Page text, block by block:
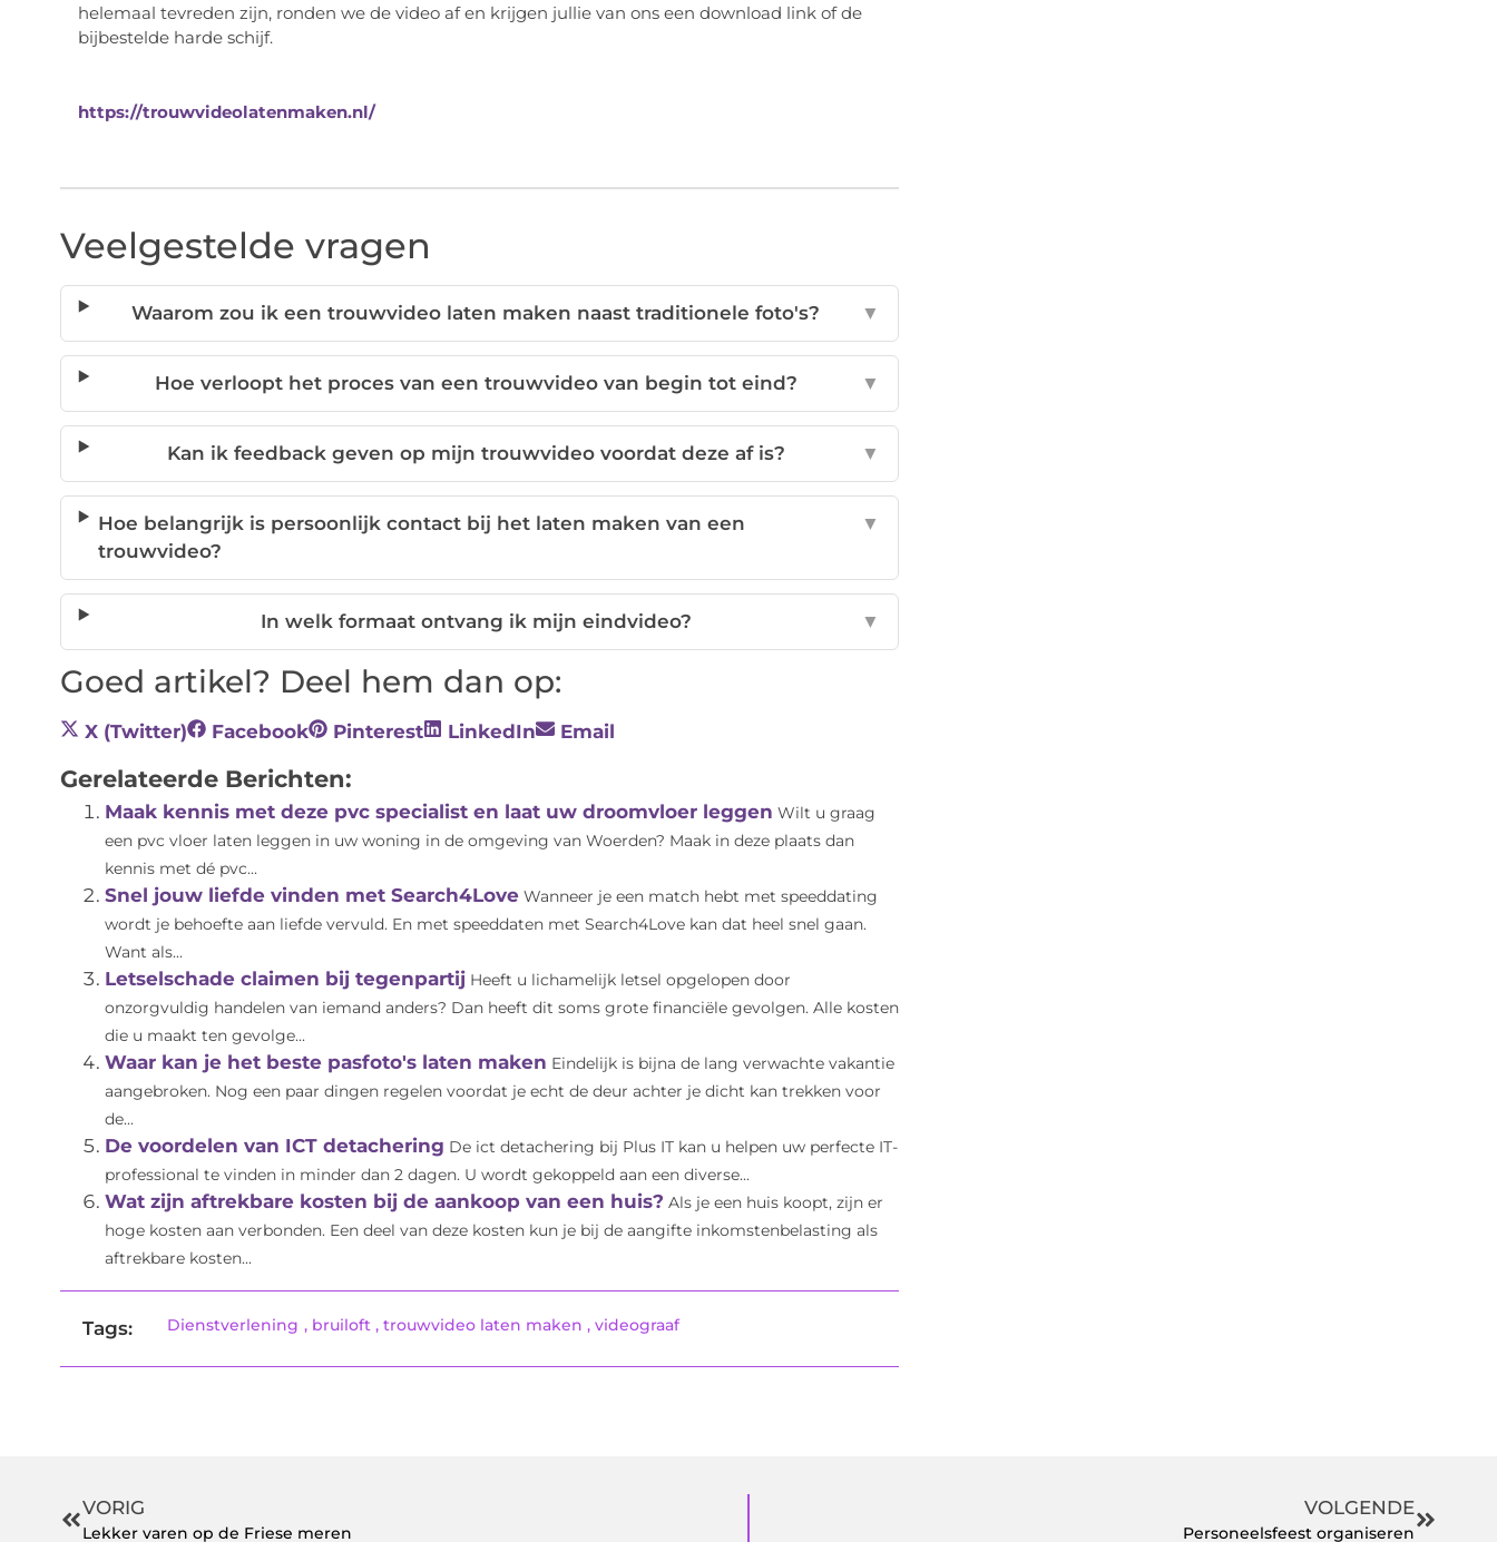
helemaal tevreden zijn, ronden we de video af en krijgen jullie van ons een download link of de
bijbestelde harde schijf.
https://trouwvideolatenmaken.nl/
Veelgestelde vragen
Waarom zou ik een trouwvideo laten maken naast traditionele foto's? ▼
Hoe verloopt het proces van een trouwvideo van begin tot eind? ▼
Kan ik feedback geven op mijn trouwvideo voordat deze af is? ▼
Hoe belangrijk is persoonlijk contact bij het laten maken van een
trouwvideo?
▼
In welk formaat ontvang ik mijn eindvideo? ▼
Goed artikel? Deel hem dan op:
X (Twitter) Facebook Pinterest LinkedIn Email
Gerelateerde Berichten:
Maak kennis met deze pvc specialist en laat uw droomvloer leggen Wilt u graag
een pvc vloer laten leggen in uw woning in de omgeving van Woerden? Maak in deze plaats dan
kennis met dé pvc...
Snel jouw liefde vinden met Search4Love Wanneer je een match hebt met speeddating
wordt je behoefte aan liefde vervuld. En met speeddaten met Search4Love kan dat heel snel gaan.
Want als...
Letselschade claimen bij tegenpartij Heeft u lichamelijk letsel opgelopen door
onzorgvuldig handelen van iemand anders? Dan heeft dit soms grote financiële gevolgen. Alle kosten
die u maakt ten gevolge...
Waar kan je het beste pasfoto's laten maken Eindelijk is bijna de lang verwachte vakantie
aangebroken. Nog een paar dingen regelen voordat je echt de deur achter je dicht kan trekken voor
de...
De voordelen van ICT detachering De ict detachering bij Plus IT kan u helpen uw perfecte IT-
professional te vinden in minder dan 2 dagen. U wordt gekoppeld aan een diverse...
Wat zijn aftrekbare kosten bij de aankoop van een huis? Als je een huis koopt, zijn er
hoge kosten aan verbonden. Een deel van deze kosten kun je bij de aangifte inkomstenbelasting als
aftrekbare kosten...
Tags: Dienstverlening , bruiloft ,trouwvideo laten maken ,videograaf
VORIG
Lekker varen op de Friese meren
VOLGENDE
Personeelsfeest organiseren